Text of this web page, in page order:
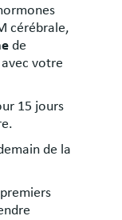
cérébrale,
de
votre
15 jours
de la